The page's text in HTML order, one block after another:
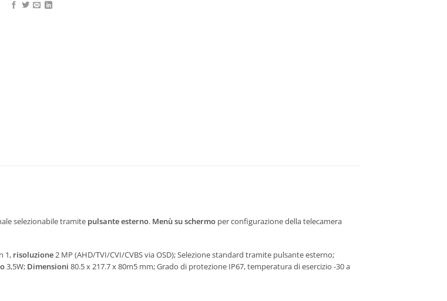
selezionabile tramite pulsante esterno. Menù su schermo per configurazione della telecamera
1, risoluzione2 MP (AHD/TVI/CVI/CVBS via OSD); Selezione standard tramite pulsante esterno;
3,5W; Dimensioni 80.5 x 217.7 x 80m5 mm; Grado di protezione IP67, temperatura di esercizio -30 a